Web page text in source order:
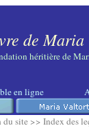
de Maria
héritière de
en ligne
du site >> Index des